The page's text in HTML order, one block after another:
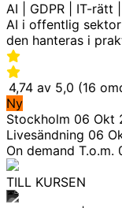
AI | GDPR | IT-rätt
AI i offentlig
den hanteras i
4,74 av 5,0 (16
Ny
Stockholm 06 Okt
Livesändning 06
On demand T.o.m.
TILL KURSEN